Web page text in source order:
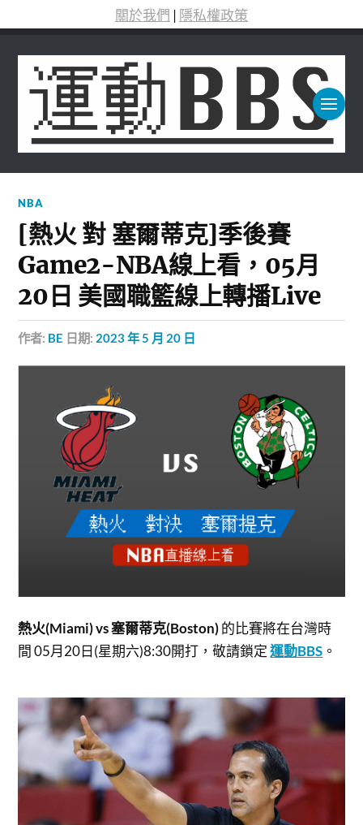
關於我們 | 隱私權政策
NBA
[熱火 對 塞爾蒂克]季後賽
Game2-NBA線上看，05月
20日 美國職籃線上轉播Live
作者: BE 日期: 2023 年 5 月 20 日
熱火(Miami) vs 塞爾蒂克(Boston)的比賽將在台灣時
間 05月20日(星期六)8:30開打，敬請鎖定運動BBS 。